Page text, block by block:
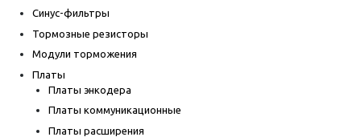
Синус-фильтры
Тормозные резисторы
Модули торможения
Платы
Платы энкодера
Платы коммуникационные
Платы расширения